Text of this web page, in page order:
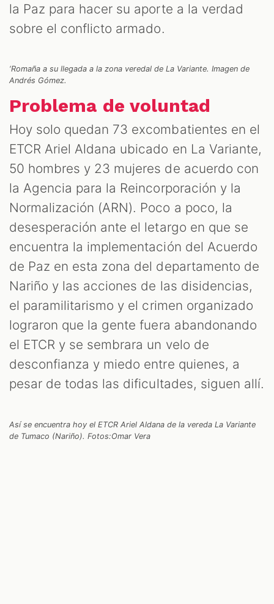
la Paz para hacer su aporte a la verdad
sobre el conflicto armado.
‘Romaña a su llegada a la zona veredal de La Variante. Imagen de
Andrés Gómez.
Problema de voluntad
Hoy solo quedan 73 excombatientes en el
ETCR Ariel Aldana ubicado en La Variante,
50 hombres y 23 mujeres de acuerdo con
la Agencia para la Reincorporación y la
Normalización (ARN). Poco a poco, la
desesperación ante el letargo en que se
encuentra la implementación del Acuerdo
de Paz en esta zona del departamento de
Nariño y las acciones de las disidencias,
el paramilitarismo y el crimen organizado
lograron que la gente fuera abandonando
el ETCR y se sembrara un velo de
desconfianza y miedo entre quienes, a
pesar de todas las dificultades, siguen allí.
Así se encuentra hoy el ETCR Ariel Aldana de la vereda La Variante
de Tumaco (Nariño). Fotos:Omar Vera